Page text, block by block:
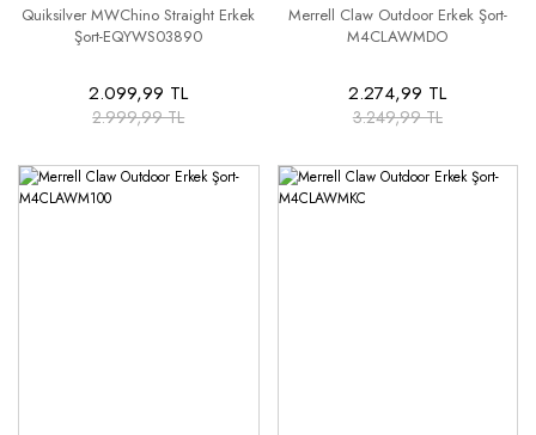
Quiksilver MWChino Straight Erkek
Şort-EQYWS03890
2.099,99 TL
2.999,99 TL
Merrell Claw Outdoor Erkek Şort-
M4CLAWMDO
2.274,99 TL
3.249,99 TL